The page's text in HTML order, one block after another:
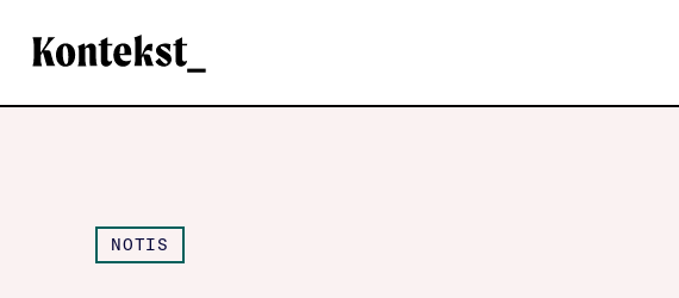
Kontekst
NOTIS